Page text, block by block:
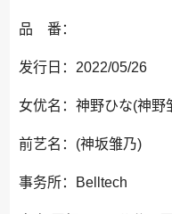
品 番：
发行日：2022/05/26
女优名：神野ひな(神野
前艺名：(神坂雏乃)
事务所：Belltech